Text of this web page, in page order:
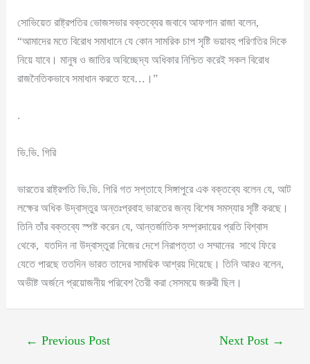
সোভিয়েত রাষ্ট্রপতির ভোজসভার বক্তব্যের জবাবে আফগান রাজা বলেন,
“আমাদের মতে বিরোধ সমাধানে যে কোন সামরিক চাপ সৃষ্টি ভয়াবহ পরিণতির দিকে
নিয়ে যাবে। মানুষ ও জাতির অবিচ্ছেদ্য অধিকার নিশ্চিত করেই সকল বিরোধ
রাজনৈতিকভাবে সমাধান করতে হবে…।”
.
ভি.ভি. গিরি
ভারতের রাষ্ট্রপতি ভি.ভি. গিরি গত সপ্তাহে সিঙ্গাপুরে এক বক্তব্যে বলেন যে, আট
লক্ষের অধিক উদ্বাস্তুর অন্তঃপ্রবাহ ভারতের জন্য বিশেষ সমস্যার সৃষ্টি করছে।
তিনি তাঁর বক্তব্যে স্পষ্ট করেন যে, আন্তর্জাতিক সম্প্রদায়ের প্রতি বিশ্বাস
থেকে, যতদিন না উদ্বাস্তুরা নিজের দেশে নিরাপত্তা ও সম্মানের সাথে ফিরে
যেতে পারছে ততদিন ভারত তাদের সাময়িক আশ্রয় দিয়েছে। তিনি আরও বলেন,
অভীষ্ট অর্জনে প্রয়োজনীয় পরিবেশ তৈরী করা সেসময়ে জরুরী ছিল।
← Previous Post Next Post →